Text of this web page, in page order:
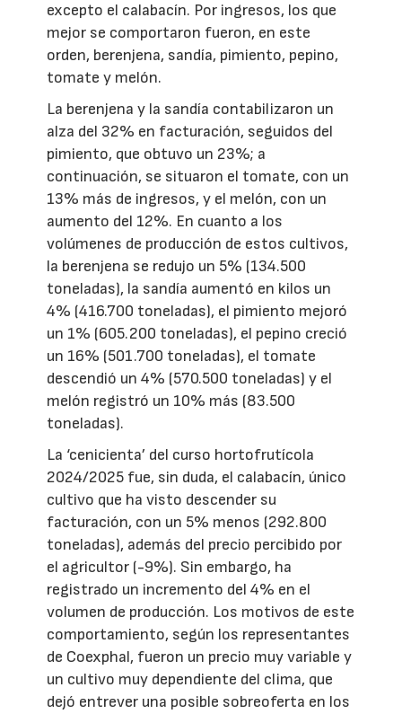
excepto el calabacín. Por ingresos, los que
mejor se comportaron fueron, en este
orden, berenjena, sandía, pimiento, pepino,
tomate y melón.
La berenjena y la sandía contabilizaron un
alza del 32% en facturación, seguidos del
pimiento, que obtuvo un 23%; a
continuación, se situaron el tomate, con un
13% más de ingresos, y el melón, con un
aumento del 12%. En cuanto a los
volúmenes de producción de estos cultivos,
la berenjena se redujo un 5% (134.500
toneladas), la sandía aumentó en kilos un
4% (416.700 toneladas), el pimiento mejoró
un 1% (605.200 toneladas), el pepino creció
un 16% (501.700 toneladas), el tomate
descendió un 4% (570.500 toneladas) y el
melón registró un 10% más (83.500
toneladas).
La ‘cenicienta’ del curso hortofrutícola
2024/2025 fue, sin duda, el calabacín, único
cultivo que ha visto descender su
facturación, con un 5% menos (292.800
toneladas), además del precio percibido por
el agricultor (-9%). Sin embargo, ha
registrado un incremento del 4% en el
volumen de producción. Los motivos de este
comportamiento, según los representantes
de Coexphal, fueron un precio muy variable y
un cultivo muy dependiente del clima, que
dejó entrever una posible sobreoferta en los